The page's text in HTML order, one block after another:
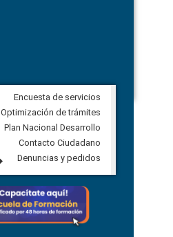
Veeduría Ciudadana para vigilar la
construcción del asfaltado de
Ballenita del cantón Santa Elena
7 agosto, 2026
Next
Encuesta de servicios
Optimización de trámites
Plan Nacional Desarrollo
Contacto Ciudadano
Denuncias y pedidos